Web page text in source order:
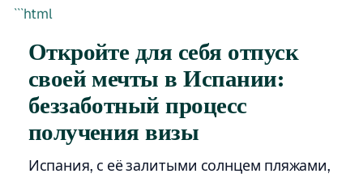
```html
Откройте для себя отпуск
своей мечты в Испании:
беззаботный процесс
получения визы
Испания, с её залитыми солнцем пляжами,